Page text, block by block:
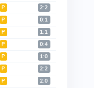
Р 2:2
Р 0:1
Р 1:1
Р 0:4
Р 1:0
Р 2:2
Р 2:0